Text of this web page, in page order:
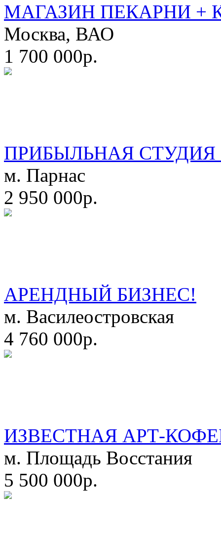
МАГАЗИН ПЕКАРНИ +
Москва, ВАО
1 700 000р.
ПРИБЫЛЬНАЯ СТУДИЯ
м. Парнас
2 950 000р.
АРЕНДНЫЙ БИЗНЕС!
м. Василеостровская
4 760 000р.
ИЗВЕСТНАЯ АРТ-
м. Площадь Восстания
5 500 000р.